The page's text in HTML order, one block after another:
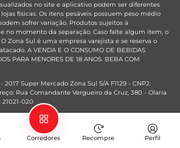
Corredores Recompre Perfil
no site e aplicativo podem ser diferentes
físicas. Os itens pesáveis possuem peso médio
sofrer variação. Produtos sujeitos à
no momento da separação. Caso falte algum item, o
Zona Sul é uma empresa varejista e se reserva o
A VENDA E O CONSUMO DE BEBIDAS
PARA MENORES DE 18 ANOS. BEBA COM
Super Mercado Zona Sul S/A F1129 - CNPJ:
Rua Comandante Vergueiro da Cruz, 380 - Olaria
020
Mantido por